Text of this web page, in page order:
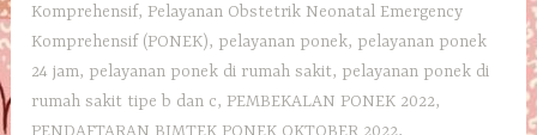
Komprehensif, Pelayanan Obstetrik Neonatal Emergency
Komprehensif (PONEK), pelayanan ponek, pelayanan ponek
24 jam, pelayanan ponek di rumah sakit, pelayanan ponek di
rumah sakit tipe b dan c, PEMBEKALAN PONEK 2022,
PENDAFTARAN BIMTEK PONEK OKTOBER 2022,